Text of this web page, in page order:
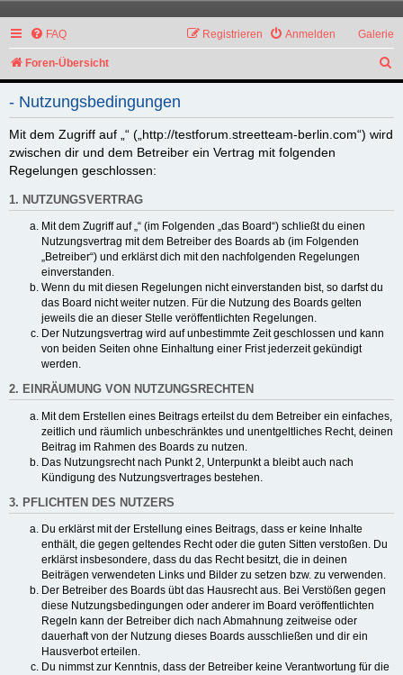
Galerie
FAQ Anmelden
Registrieren
Foren-Übersicht
u
- Nutzungsbedingungen
Mit dem Zugriff auf „“ („http://testforum.streetteam-berlin.com“) wird
zwischen dir und dem Betreiber ein Vertrag mit folgenden
Regelungen geschlossen:
1. NUTZUNGSVERTRAG
Mit dem Zugriff auf „“ (im Folgenden „das Board“) schließt du einen
Nutzungsvertrag mit dem Betreiber des Boards ab (im Folgenden
„Betreiber“) und erklärst dich mit den nachfolgenden Regelungen
einverstanden.
Wenn du mit diesen Regelungen nicht einverstanden bist, so darfst du
das Board nicht weiter nutzen. Für die Nutzung des Boards gelten
jeweils die an dieser Stelle veröffentlichten Regelungen.
Der Nutzungsvertrag wird auf unbestimmte Zeit geschlossen und kann
von beiden Seiten ohne Einhaltung einer Frist jederzeit gekündigt
werden.
2. EINRÄUMUNG VON NUTZUNGSRECHTEN
Mit dem Erstellen eines Beitrags erteilst du dem Betreiber ein einfaches,
zeitlich und räumlich unbeschränktes und unentgeltliches Recht, deinen
Beitrag im Rahmen des Boards zu nutzen.
Das Nutzungsrecht nach Punkt 2, Unterpunkt a bleibt auch nach
Kündigung des Nutzungsvertrages bestehen.
3. PFLICHTEN DES NUTZERS
Du erklärst mit der Erstellung eines Beitrags, dass er keine Inhalte
enthält, die gegen geltendes Recht oder die guten Sitten verstoßen. Du
erklärst insbesondere, dass du das Recht besitzt, die in deinen
Beiträgen verwendeten Links und Bilder zu setzen bzw. zu verwenden.
Der Betreiber des Boards übt das Hausrecht aus. Bei Verstößen gegen
diese Nutzungsbedingungen oder anderer im Board veröffentlichten
Regeln kann der Betreiber dich nach Abmahnung zeitweise oder
dauerhaft von der Nutzung dieses Boards ausschließen und dir ein
Hausverbot erteilen.
Du nimmst zur Kenntnis, dass der Betreiber keine Verantwortung für die